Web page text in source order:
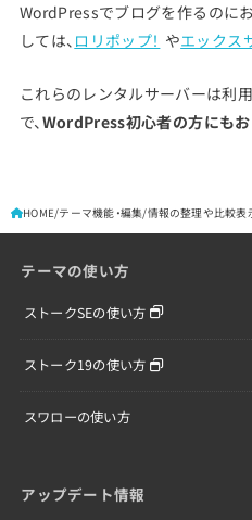
WordPressでブログを作るのに
しては、 ロリポップ！ やエックス
これらのレンタルサーバーは利
で、 WordPress初心者の方にもお
HOME テーマ機能・編集 情報の整理や比較表
テーマの使い方
ストークSEの使い方
ストーク19の使い方
スワローの使い方
アップデート情報